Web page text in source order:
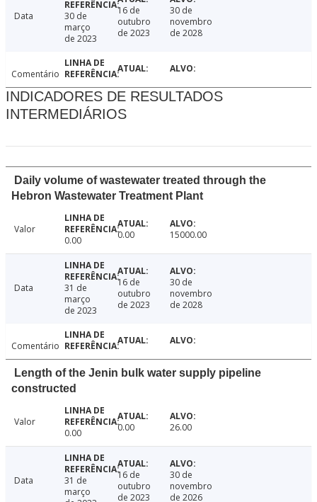
Data
30 de
março
de 2023
16 de
outubro
de 2023
30 de
novembro
de 2028
Comentário
INDICADORES DE RESULTADOS
INTERMEDIÁRIOS
Daily volume of wastewater treated through the
Hebron Wastewater Treatment Plant
Valor
0.00
0.00 15000.00
Data
31 de
março
de 2023
16 de
outubro
de 2023
30 de
novembro
de 2028
Comentário
Length of the Jenin bulk water supply pipeline
constructed
Valor
0.00
0.00 26.00
Data
31 de
março
16 de
outubro
de 2023
30 de
novembro
de 2026